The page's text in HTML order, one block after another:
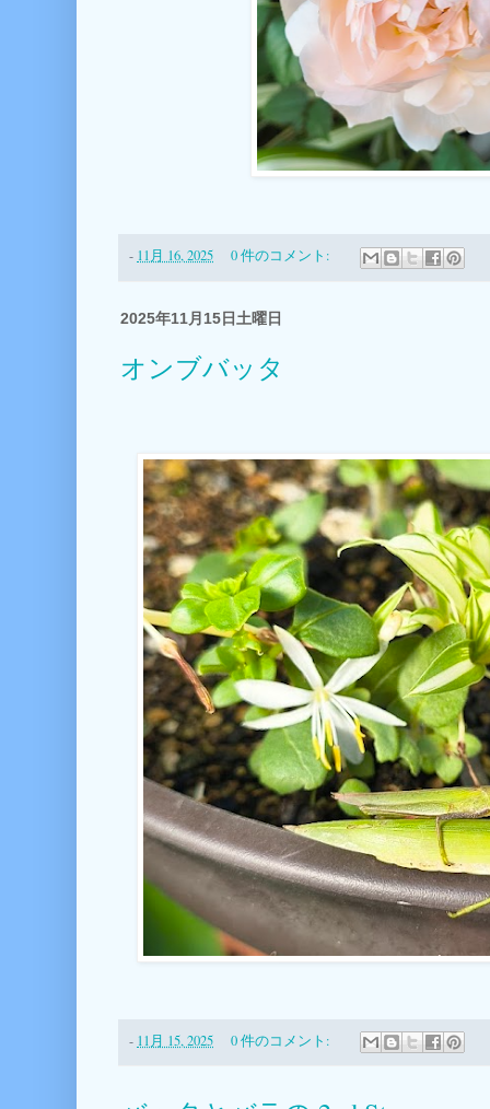
- 11月 16, 2025 0 件のコメント:
2025年11月15日土曜日
オンブバッタ
- 11月 15, 2025 0 件のコメント: